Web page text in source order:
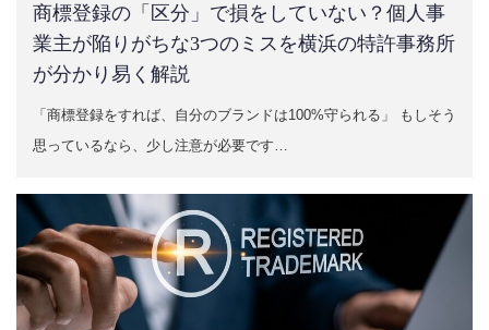
商標登録の「区分」で損をしていない？個人事
業主が陥りがちな3つのミスを横浜の特許事務所
が分かり易く解説
「商標登録をすれば、自分のブランドは100%守られる」 もしそう
思っているなら、少し注意が必要です…